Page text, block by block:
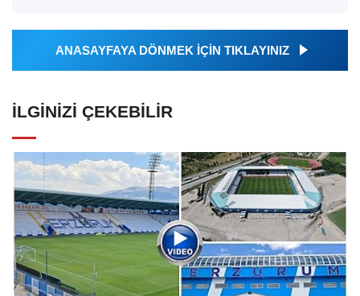
ANASAYFAYA DÖNMEK İÇİN TIKLAYINIZ
İLGINIZI ÇEKEBILIR